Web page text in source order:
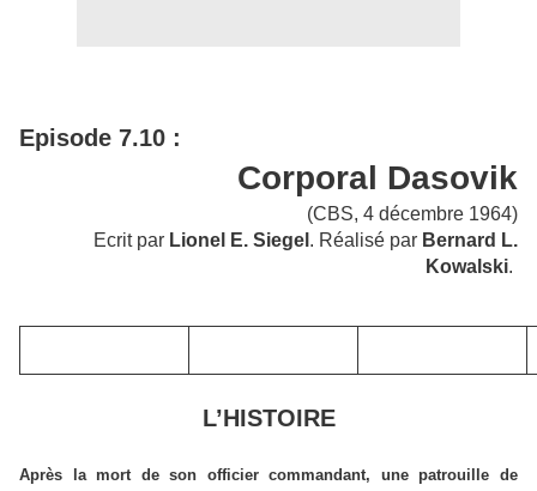
Episode 7.10 :
Corporal Dasovik
(CBS, 4 décembre 1964)
Ecrit par Lionel E. Siegel . Réalisé par Bernard L.
Kowalski.
L’HISTOIRE
Après la mort de son officier commandant, une patrouille de